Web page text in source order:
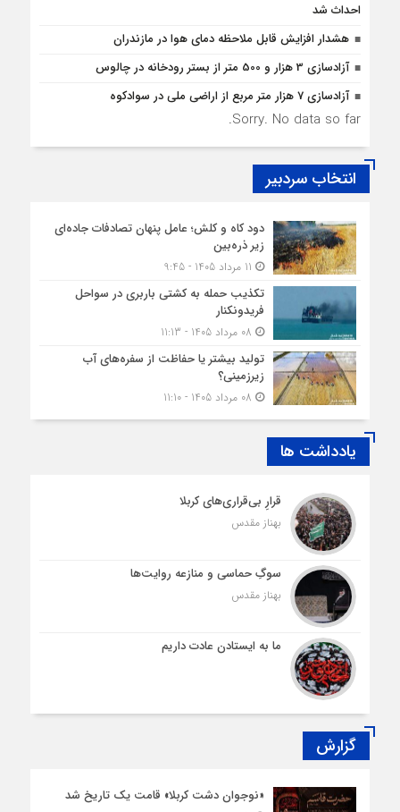
احداث شد
هشدار افزایش قابل ملاحظه دمای هوا در مازندران
آزادسازی 3 هزار و 500 متر از بستر رودخانه در چالوس
آزادسازی 7 هزار متر مربع از اراضی ملی در سوادکوه
Sorry. No data so far.
انتخاب سردبیر
دود کاه و کلش؛ عامل پنهان تصادفات جاده‌ای
زیر ذره‌بین
تکذیب حمله به کشتی باربری در سواحل
فریدونکنار
تولید بیشتر یا حفاظت از سفره‌های آب
زیرزمینی؟
یادداشت ها
قرارِ بی‌قراری‌های کربلا
بهناز مقدس
سوگِ حماسی و منازعه روایت‌ها
بهناز مقدس
ما به ایستادن عادت داریم
گزارش
«نوجوان دشت کربلا» قامت یک تاریخ شد